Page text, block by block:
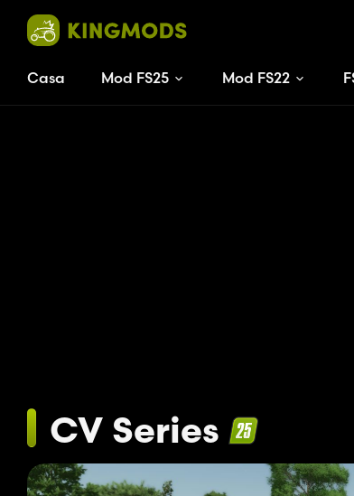
Casa Mod FS25 Mod FS22
CV Series